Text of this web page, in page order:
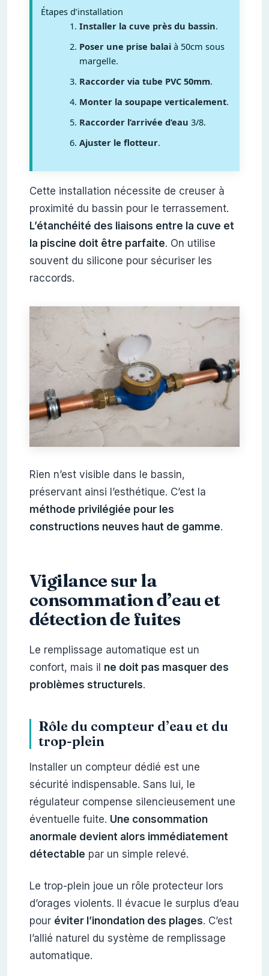
Étapes d’installation
Installer la cuve près du bassin.
Poser une prise balai à 50cm sous
margelle.
Raccorder via tube PVC 50mm.
Monter la soupape verticalement.
Raccorder l’arrivée d’eau 3/8.
Ajuster le flotteur.
Cette installation nécessite de creuser à
proximité du bassin pour le terrassement.
L’étanchéité des liaisons entre la cuve et
la piscine doit être parfaite. On utilise
souvent du silicone pour sécuriser les
raccords.
Rien n’est visible dans le bassin,
préservant ainsi l’esthétique. C’est la
méthode privilégiée pour les
constructions neuves haut de gamme.
Vigilance sur la
consommation d’eau et
détection de fuites
Le remplissage automatique est un
confort, mais il ne doit pas masquer des
problèmes structurels.
Rôle du compteur d’eau et du
trop-plein
Installer un compteur dédié est une
sécurité indispensable. Sans lui, le
régulateur compense silencieusement une
éventuelle fuite. Une consommation
anormale devient alors immédiatement
détectable par un simple relevé.
Le trop-plein joue un rôle protecteur lors
d’orages violents. Il évacue le surplus d’eau
pour éviter l’inondation des plages. C’est
l’allié naturel du système de remplissage
automatique.